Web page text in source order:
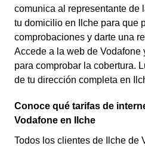
comunica al representante de
tu domicilio en Ilche para que
comprobaciones y darte una
Accede a la web de Vodafone
para comprobar la cobertura.
de tu dirección completa en
Conoce qué tarifas de
Vodafone en Ilche
Todos los clientes de Ilche de